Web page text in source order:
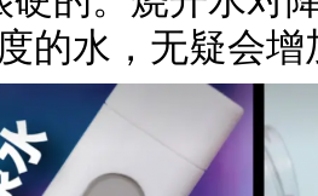
的水，无疑会